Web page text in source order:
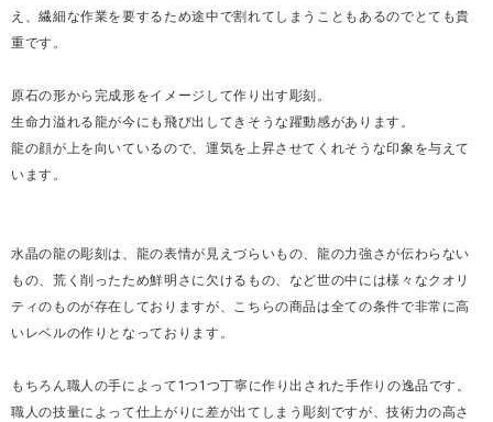
え、繊細な作業を要するため途中で割れてしまうこともあるのでとても貴
重です。
原石の形から完成形をイメージして作り出す彫刻。
生命力溢れる龍が今にも飛び出してきそうな躍動感があります。
龍の顔が上を向いているので、運気を上昇させてくれそうな印象を与えて
います。
水晶の龍の彫刻は、龍の表情が見えづらいもの、龍の力強さが伝わらない
もの、荒く削ったため鮮明さに欠けるもの、など世の中には様々なクオリ
ティのものが存在しておりますが、こちらの商品は全ての条件で非常に高
いレベルの作りとなっております。
もちろん職人の手によって1つ1つ丁寧に作り出された手作りの逸品です。
職人の技量によって仕上がりに差が出てしまう彫刻ですが、技術力の高さ